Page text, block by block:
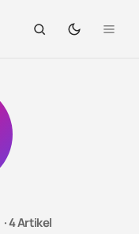
· 4 Artikel